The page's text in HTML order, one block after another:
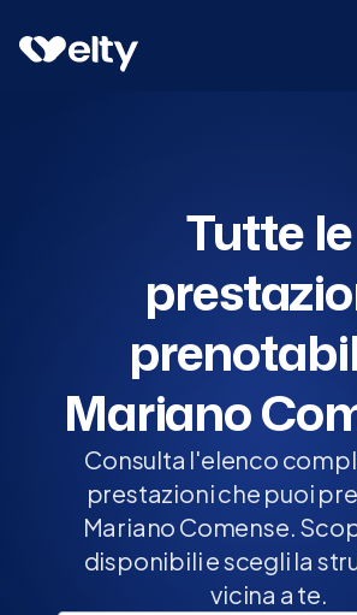
Prenota visita
Tutte le
Mariano
Consulta l'elenco
prestazioni che puoi
Mariano Comense.
disponibili e scegli la
vicina a te.